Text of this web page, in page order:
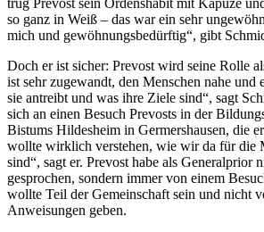
trug Prevost sein Ordenshabit mit Kapuze
so ganz in Weiß – das war ein sehr
mich und gewöhnungsbedürftig“, gibt
Doch er ist sicher: Prevost wird seine Rolle
ist sehr zugewandt, den Menschen nahe und
sie antreibt und was ihre Ziele sind“, sagt
sich an einen Besuch Prevosts in der
Bistums Hildesheim in Germershausen, die
wollte wirklich verstehen, wie wir da für die
sind“, sagt er. Prevost habe als Generalprior
gesprochen, sondern immer von einem
wollte Teil der Gemeinschaft sein und nicht
Anweisungen geben.